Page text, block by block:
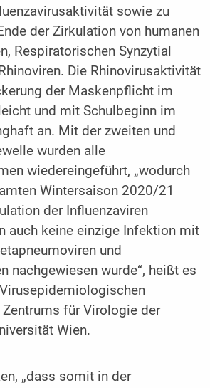
sowie zu
der Zirkulation von humanen
Respiratorischen Synzytial
Die Rhinovirusaktivität
der Maskenpflicht im
und mit Schulbeginn im
an. Mit der zweiten und
wurden alle
wiedereingeführt, „wodurch
Wintersaison 2020/21
der Influenzaviren
auch keine einzige Infektion mit
und
nachgewiesen wurde“, heißt es
für Virologie der
Wien.
„dass somit in der